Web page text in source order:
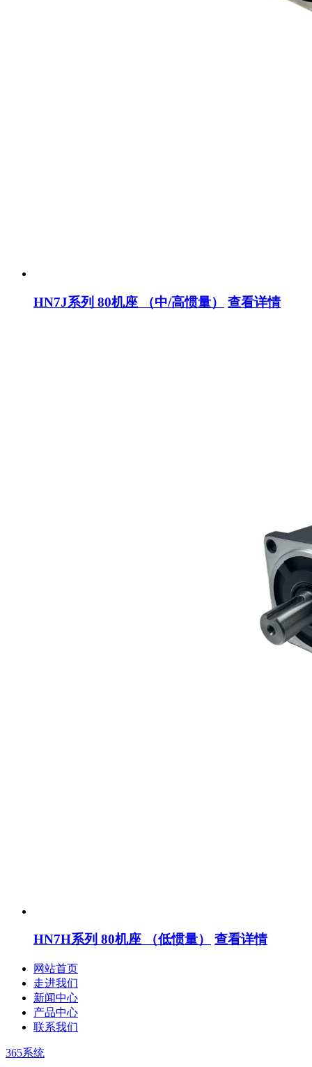
HN7J系列 80机座 （中/高惯量） 查看详情
HN7H系列 80机座 （低惯量） 查看详情
网站首页
走进我们
新闻中心
产品中心
联系我们
365系统